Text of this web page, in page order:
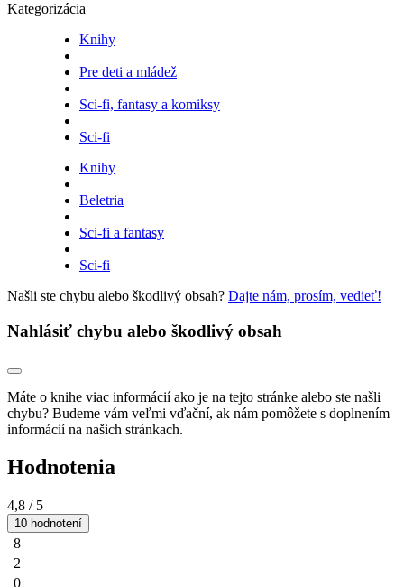
Kategorizácia
Knihy
Pre deti a mládež
Sci-fi, fantasy a komiksy
Sci-fi
Knihy
Beletria
Sci-fi a fantasy
Sci-fi
Našli ste chybu alebo škodlivý obsah? Dajte nám, prosím, vedieť!
Nahlásiť chybu alebo škodlivý obsah
Máte o knihe viac informácií ako je na tejto stránke alebo ste našli
chybu? Budeme vám veľmi vďační, ak nám pomôžete s doplnením
informácií na našich stránkach.
Hodnotenia
4,8 / 5
10 hodnotení
8
2
0